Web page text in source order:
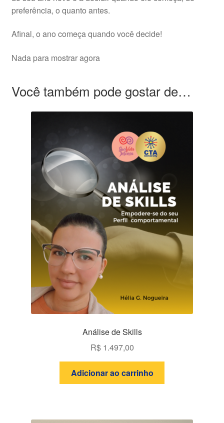
preferência, o quanto antes.
Afinal, o ano começa quando você decide!
Nada para mostrar agora
Você também pode gostar de…
Análise de Skills
R$1.497,00
Adicionar ao carrinho